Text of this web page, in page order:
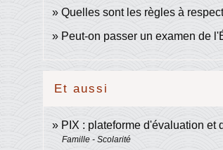
Quelles sont les règles à
Peut-on passer un examen de
Et aussi
PIX : plateforme d'évaluation et
Famille - Scolarité